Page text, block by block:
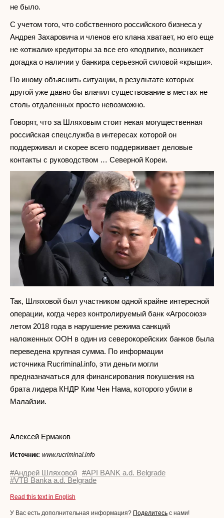
не было.
С учетом того, что собственного российского бизнеса у
Андрея Захаровича и членов его клана хватает, но его еще
не «отжали» кредиторы за все его «подвиги», возникает
догадка о наличии у банкира серьезной силовой «крыши».
По иному объяснить ситуации, в результате которых
другой уже давно бы влачил существование в местах не
столь отдаленных просто невозможно.
Говорят, что за Шляховым стоит некая могущественная
российская спецслужба в интересах которой он
поддерживал и скорее всего поддерживает деловые
контакты с руководством … Северной Кореи.
Так, Шляховой был участником одной крайне интересной
операции, когда через контролируемый банк «Агросоюз»
летом 2018 года в нарушение режима санкций
наложенных ООН в один из северокорейских банков была
переведена крупная сумма. По информации
источника Rucriminal.info, эти деньги могли
предназначаться для финансирования покушения на
брата лидера КНДР Ким Чен Нама, которого убили в
Малайзии.
Алексей Ермаков
Источник: www.rucriminal.info
#Андрей Шляховой #API BANK a.d. Belgrade
#VTB Banka a.d. Belgrade
Read this text in English
У Вас есть дополнительная информация? Поделитесь с нами!